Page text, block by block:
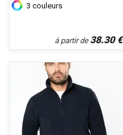
3 couleurs
à partir de 38.30€